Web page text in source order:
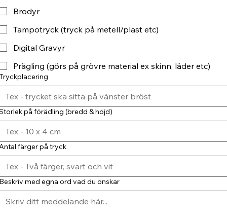
Brodyr
Tampotryck (tryck på metell/plast etc)
Digital Gravyr
Prägling (görs på grövre material ex skinn, läder etc)
på förädling (bredd & höjd)
färger på tryck
med egna ord vad du önskar